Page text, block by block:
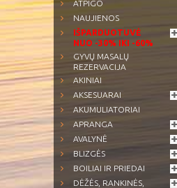
ATPIGO
NAUJIENOS
IŠPARDUOTUVĖ
NUO -30% IKI -60%
GYVŲ MASALŲ
REZERVACIJA
AKINIAI
AKSESUARAI
AKUMULIATORIAI
APRANGA
AVALYNĖ
BLIZGĖS
BOILIAI IR PRIEDAI
DĖŽĖS, RANKINĖS,